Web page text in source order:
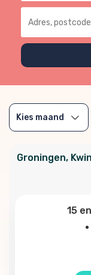
Groningen,
15 en